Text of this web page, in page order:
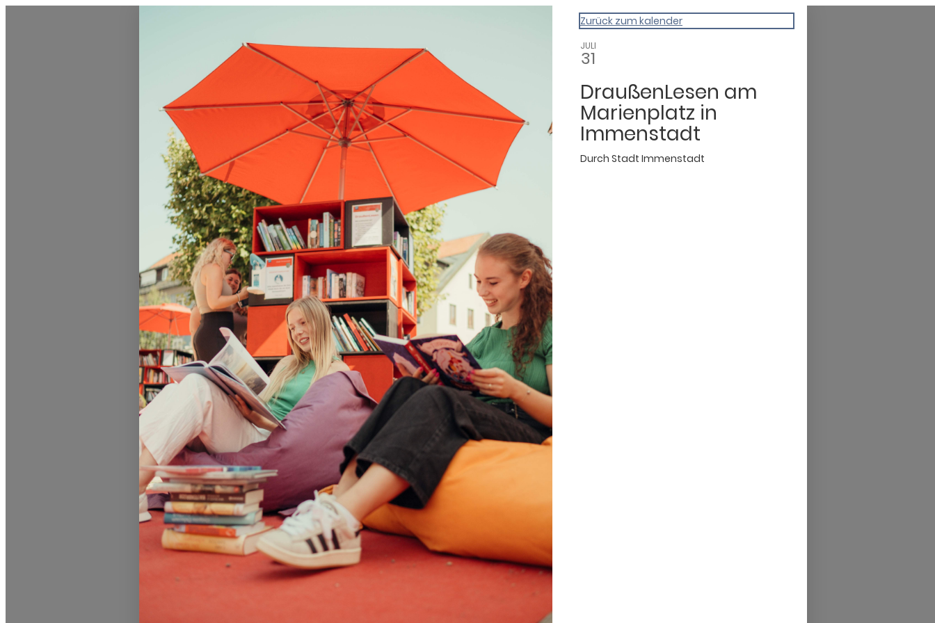
0831 - das Kemptener Stadtmagazin Zurück zum kalender
JULI
31
DraußenLesen am
Marienplatz in
Immenstadt
Durch Stadt Immenstadt